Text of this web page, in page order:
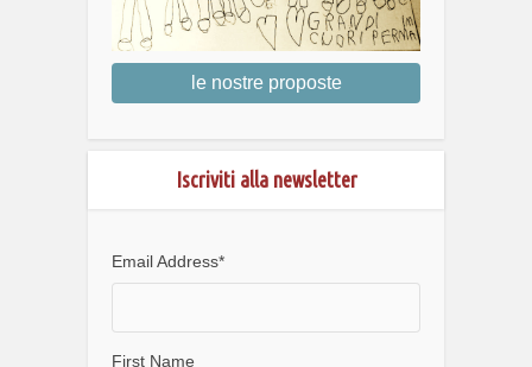
le nostre proposte
Iscriviti alla newsletter
Email Address*
First Name